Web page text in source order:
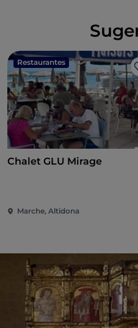
Restaurantes
Chalet GLU Mirage
Marche, Altidona